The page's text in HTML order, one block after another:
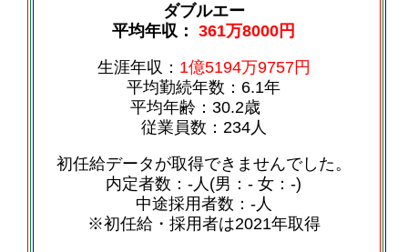
ダブルエー
平均年収：361万8000円
生涯年収： 1億5194万9757円
平均勤続年数：6.1年
平均年齢：30.2歳
従業員数：234人
初任給データが取得できませんでした。
内定者数：‐人(男：‐ 女：‐)
中途採用者数：‐人
※初任給・採用者は2021年取得